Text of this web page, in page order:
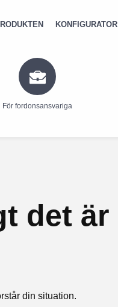
För fordonsansvariga
KONFIGURATOR
det är
din situation.